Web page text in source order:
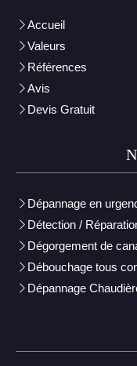
Accueil
Valeurs
Références
Avis
Devis Gratuit
Dépannage en
Détection /
Dégorgement de
Débouchage tous
Dépannage